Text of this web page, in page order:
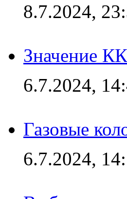
8.7.2024,
Значение
6.7.2024,
Газовые
6.7.2024,